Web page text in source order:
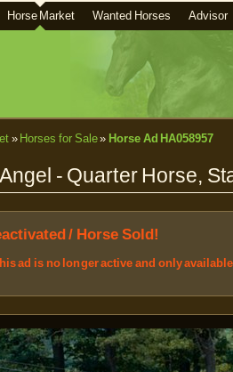
Horse Market Wanted Horses Advisor
» Horses for Sale» Horse Ad HA058957
- Quarter Horse,
/ Horse Sold!
ad is no longer active and only